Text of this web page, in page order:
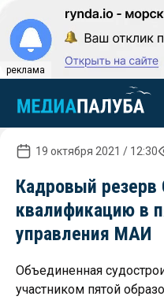
реклама
19 октября 2021 / 12:30
Кадровый
квалификацию в
управления МАИ
Объединенная
участником пятой